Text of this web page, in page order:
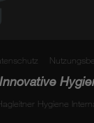
Innovative
Hygiene